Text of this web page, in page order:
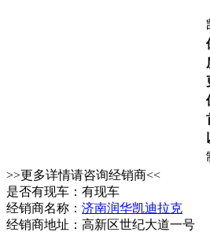
>>更多详情请咨询经销商<<
是否有现车：有现车
经销商名称： 济南润华凯迪拉克
经销商地址：高新区世纪大道一号